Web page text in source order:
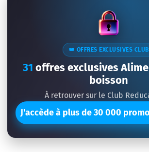
👑 OFFRES EXCLUSIVES CLUB
31 offres exclusives
boisson
À retrouver sur le Club
J'accède à plus de 30 000